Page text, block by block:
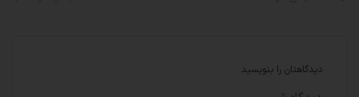
دیدگاهتان را بنویسید